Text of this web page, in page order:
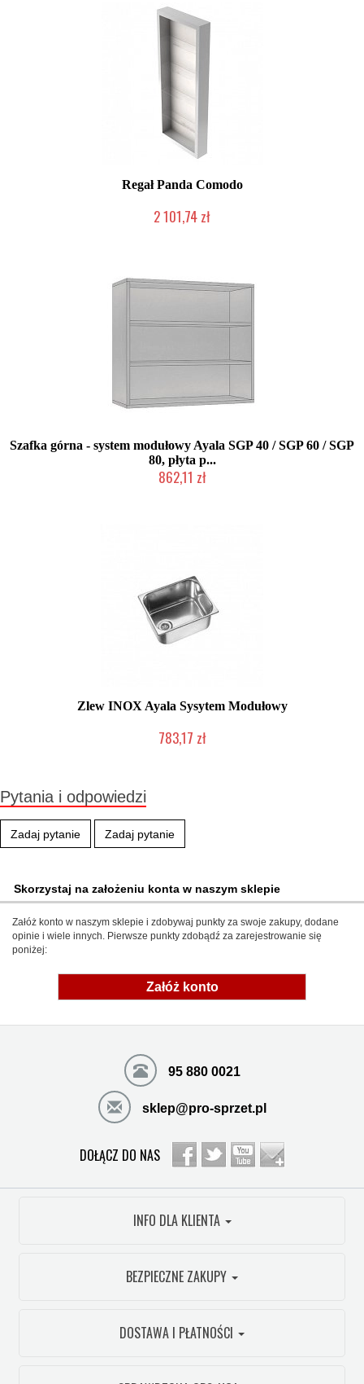
Regał Panda Comodo
2 101,74 zł
Szafka górna - system modułowy Ayala SGP 40 / SGP 60 / SGP
80, płyta p...
862,11 zł
Zlew INOX Ayala Sysytem Modułowy
783,17 zł
Pytania i odpowiedzi
Zadaj pytanie Zadaj pytanie
Skorzystaj na założeniu konta w naszym sklepie
Załóż konto w naszym sklepie i zdobywaj punkty za swoje zakupy, dodane
opinie i wiele innych. Pierwsze punkty zdobądź za zarejestrowanie się
poniżej:
Załóż konto
95 880 0021
sklep@pro-sprzet.pl
DOŁĄCZ DO NAS
INFO DLA KLIENTA
BEZPIECZNE ZAKUPY
DOSTAWA I PŁATNOŚCI